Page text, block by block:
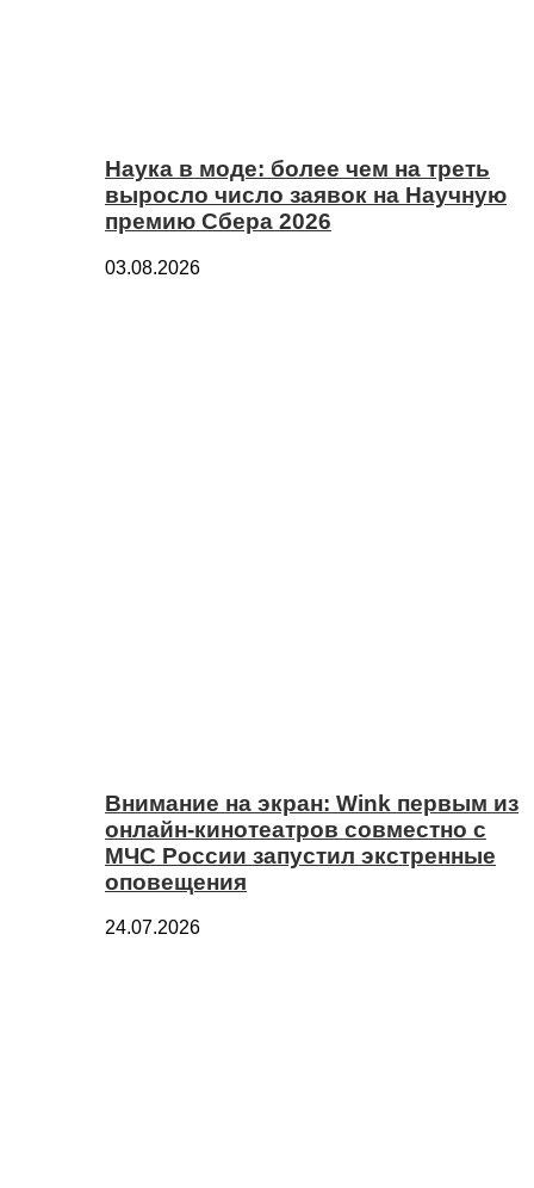
Наука в моде: более чем на треть
выросло число заявок на Научную
премию Сбера 2026
03.08.2026
Внимание на экран: Wink первым из
онлайн-кинотеатров совместно с
МЧС России запустил экстренные
оповещения
24.07.2026